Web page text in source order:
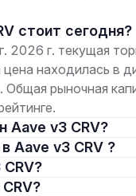
стоит сегодня?
2026 г. текущая
цена находилась в
рыночная
Aave v3 CRV?
в Aave v3 CRV ?
CRV?
CRV?